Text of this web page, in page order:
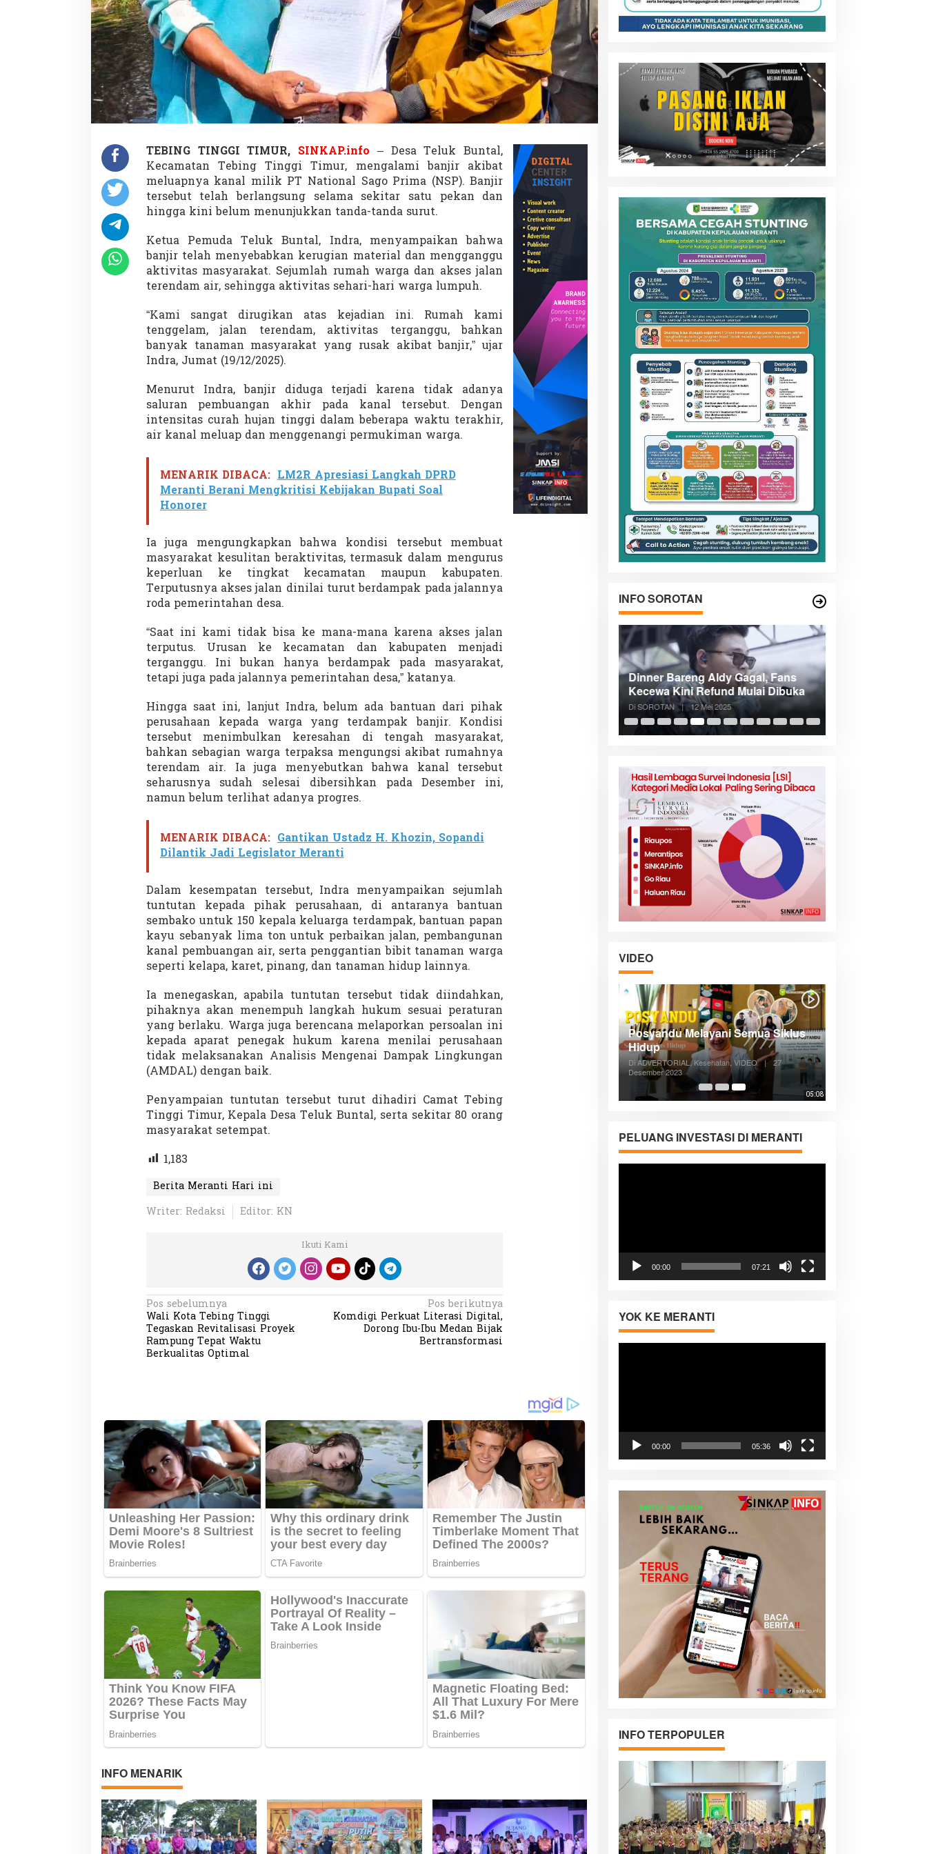
l
D
i
k
e
u
h
k
n
W
r
g
TEBING TINGGI TIMUR, SINKAP.info – Desa Teluk Buntal,
Kecamatan Tebing Tinggi Timur, mengalami banjir akibat
meluapnya kanal milik PT National Sago Prima (NSP). Banjir
tersebut telah berlangsung selama sekitar satu pekan dan
hingga kini belum menunjukkan tanda-tanda surut.
Ketua Pemuda Teluk Buntal, Indra, menyampaikan bahwa
banjir telah menyebabkan kerugian material dan mengganggu
aktivitas masyarakat. Sejumlah rumah warga dan akses jalan
terendam air, sehingga aktivitas sehari-hari warga lumpuh.
“Kami sangat dirugikan atas kejadian ini. Rumah kami
tenggelam, jalan terendam, aktivitas terganggu, bahkan
banyak tanaman masyarakat yang rusak akibat banjir,” ujar
Indra, Jumat (19/12/2025).
Menurut Indra, banjir diduga terjadi karena tidak adanya
saluran pembuangan akhir pada kanal tersebut. Dengan
intensitas curah hujan tinggi dalam beberapa waktu terakhir,
air kanal meluap dan menggenangi permukiman warga.
MENARIK DIBACA: LM2R Apresiasi Langkah DPRD
Meranti Berani Mengkritisi Kebijakan Bupati Soal
Honorer
Ia juga mengungkapkan bahwa kondisi tersebut membuat
masyarakat kesulitan beraktivitas, termasuk dalam mengurus
keperluan ke tingkat kecamatan maupun kabupaten.
Terputusnya akses jalan dinilai turut berdampak pada jalannya
roda pemerintahan desa.
“Saat ini kami tidak bisa ke mana-mana karena akses jalan
terputus. Urusan ke kecamatan dan kabupaten menjadi
terganggu. Ini bukan hanya berdampak pada masyarakat,
tetapi juga pada jalannya pemerintahan desa,” katanya.
Hingga saat ini, lanjut Indra, belum ada bantuan dari pihak
perusahaan kepada warga yang terdampak banjir. Kondisi
tersebut menimbulkan keresahan di tengah masyarakat,
bahkan sebagian warga terpaksa mengungsi akibat rumahnya
terendam air. Ia juga menyebutkan bahwa kanal tersebut
seharusnya sudah selesai dibersihkan pada Desember ini,
namun belum terlihat adanya progres.
MENARIK DIBACA: Gantikan Ustadz H. Khozin, Sopandi
Dilantik Jadi Legislator Meranti
Dalam kesempatan tersebut, Indra menyampaikan sejumlah
tuntutan kepada pihak perusahaan, di antaranya bantuan
sembako untuk 150 kepala keluarga terdampak, bantuan papan
kayu sebanyak lima ton untuk perbaikan jalan, pembangunan
kanal pembuangan air, serta penggantian bibit tanaman warga
seperti kelapa, karet, pinang, dan tanaman hidup lainnya.
Ia menegaskan, apabila tuntutan tersebut tidak diindahkan,
pihaknya akan menempuh langkah hukum sesuai peraturan
yang berlaku. Warga juga berencana melaporkan persoalan ini
kepada aparat penegak hukum karena menilai perusahaan
tidak melaksanakan Analisis Mengenai Dampak Lingkungan
(AMDAL) dengan baik.
Penyampaian tuntutan tersebut turut dihadiri Camat Tebing
Tinggi Timur, Kepala Desa Teluk Buntal, serta sekitar 80 orang
masyarakat setempat.
1,183
Berita Meranti Hari ini
Writer: Redaksi
Editor: KN
Ikuti Kami
N
a
v
s
i
p
o
s
Pos sebelumnya
Wali Kota Tebing Tinggi
Tegaskan Revitalisasi Proyek
Rampung Tepat Waktu
Berkualitas Optimal
Pos berikutnya
Komdigi Perkuat Literasi Digital,
Dorong Ibu-Ibu Medan Bijak
Bertransformasi
INFO MENARIK
INFO SOROTAN
Demonstrasi Gen-Z Guncang
Setelah Gedung Parlemen Dibakar
12 September 2025
Menteri Nusron: Patok Batas Tanah
Penataan Ruang
Di NASIONAL, SOROTAN | 8 Agustus 2025
Rekognisi Sejarah Kerajaan Siak
Di KOLOM, Opini, SOROTAN
Dinner Bareng Aldy Gagal, Fans
Kecewa Kini Refund Mulai Dibuka
Di SOROTAN | 12 Mei 2025
VIDEO
Partisipasi Pemuda dalam
Pelayanan Sukarela Internasional
Diadakan di Nanjing
Di GLOBAL, VIDEO
Eksplore Meranti – Yok ke Meranti
Di Budaya, NASIONAL, VIDEO, Wisata
05:08
Posyandu Melayani Semua Siklus
Hidup
Di ADVERTORIAL, Kesehatan, VIDEO |
27
Desember 2023
PELUANG INVESTASI DI MERANTI
00:00 07:21
YOK KE MERANTI
00:00 05:36
INFO TERPOPULER